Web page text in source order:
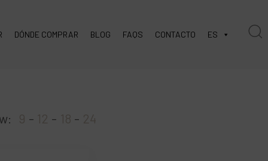
DÓNDE COMPRAR BLOG FAQS CONTACTO ES